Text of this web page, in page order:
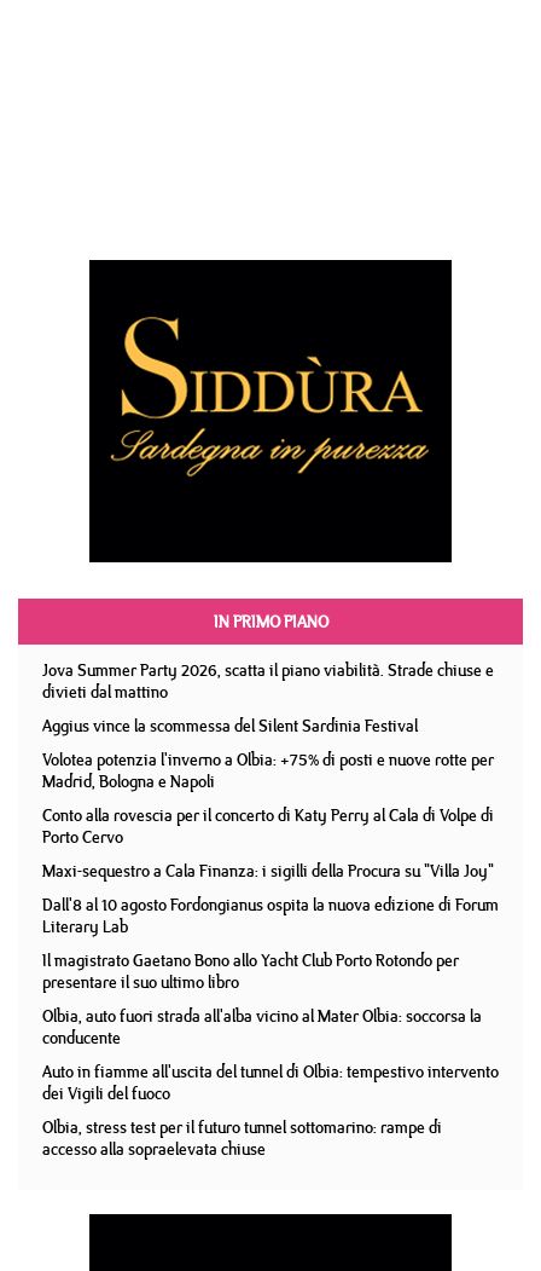
IN PRIMO PIANO
Jova Summer Party 2026, scatta il piano viabilità. Strade chiuse e
divieti dal mattino
Aggius vince la scommessa del Silent Sardinia Festival
Volotea potenzia l'inverno a Olbia: +75% di posti e nuove rotte per
Madrid, Bologna e Napoli
Conto alla rovescia per il concerto di Katy Perry al Cala di Volpe di
Porto Cervo
Maxi-sequestro a Cala Finanza: i sigilli della Procura su "Villa Joy"
Dall'8 al 10 agosto Fordongianus ospita la nuova edizione di Forum
Literary Lab
Il magistrato Gaetano Bono allo Yacht Club Porto Rotondo per
presentare il suo ultimo libro
Olbia, auto fuori strada all'alba vicino al Mater Olbia: soccorsa la
conducente
Auto in fiamme all'uscita del tunnel di Olbia: tempestivo intervento
dei Vigili del fuoco
Olbia, stress test per il futuro tunnel sottomarino: rampe di
accesso alla sopraelevata chiuse